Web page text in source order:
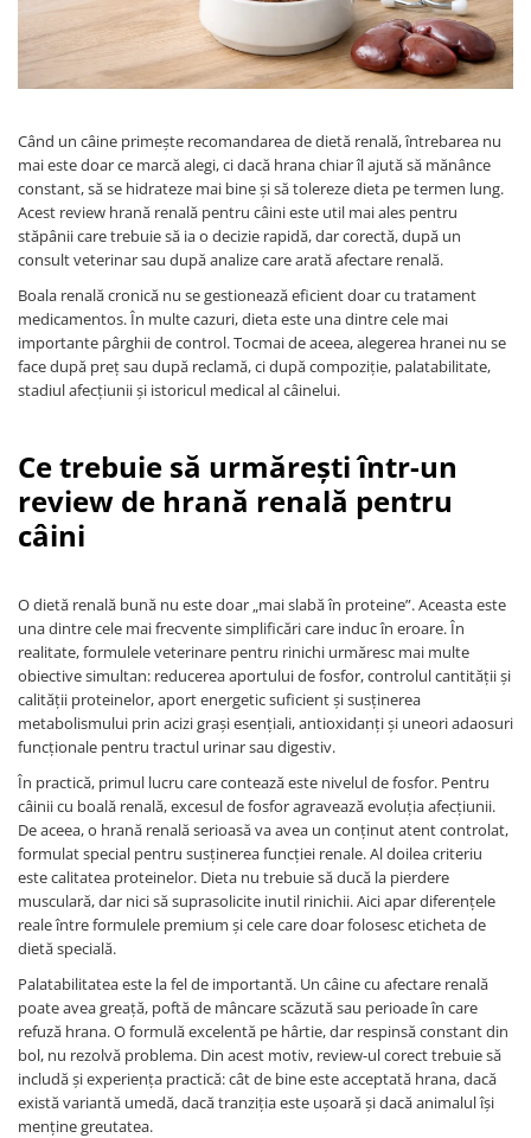
SALAM
SUPA
DIETE VETERINARE
HILLS PD
Calibra Diets
MONGE
ANTIPARAZITARE EXTERNE
PIPETE
ZGĂRZI
COMPRIMATE
ANTIPARAZITARE INTERNE
VITAMINE
RECOMPENSE
ACCESORII
JUCARII
HĂINUȚE
Masina de tuns
Perie
Recipient hrana
PLICURI
CONSERVE
DIETE VETERINARE
DIETĂ UMEDĂ
ANTIPARAZITARE EXTERNE
PIPETE
ADVANTAGE
PASTILE
ANTIPARAZITARE INTERNE
ACCESORII
NISIP
Când un câine primește recomandarea de dietă renală, întrebarea nu
mai este doar ce marcă alegi, ci dacă hrana chiar îl ajută să mănânce
constant, să se hidrateze mai bine și să tolereze dieta pe termen lung.
Acest review hrană renală pentru câini este util mai ales pentru
stăpânii care trebuie să ia o decizie rapidă, dar corectă, după un
consult veterinar sau după analize care arată afectare renală.
Boala renală cronică nu se gestionează eficient doar cu tratament
medicamentos. În multe cazuri, dieta este una dintre cele mai
importante pârghii de control. Tocmai de aceea, alegerea hranei nu se
face după preț sau după reclamă, ci după compoziție, palatabilitate,
stadiul afecțiunii și istoricul medical al câinelui.
Ce trebuie să urmărești într-un
review de hrană renală pentru
câini
O dietă renală bună nu este doar „mai slabă în proteine”. Aceasta este
una dintre cele mai frecvente simplificări care induc în eroare. În
realitate, formulele veterinare pentru rinichi urmăresc mai multe
obiective simultan: reducerea aportului de fosfor, controlul cantității și
calității proteinelor, aport energetic suficient și susținerea
metabolismului prin acizi grași esențiali, antioxidanți și uneori adaosuri
funcționale pentru tractul urinar sau digestiv.
În practică, primul lucru care contează este nivelul de fosfor. Pentru
câinii cu boală renală, excesul de fosfor agravează evoluția afecțiunii.
De aceea, o hrană renală serioasă va avea un conținut atent controlat,
formulat special pentru susținerea funcției renale. Al doilea criteriu
este calitatea proteinelor. Dieta nu trebuie să ducă la pierdere
musculară, dar nici să suprasolicite inutil rinichii. Aici apar diferențele
reale între formulele premium și cele care doar folosesc eticheta de
dietă specială.
Palatabilitatea este la fel de importantă. Un câine cu afectare renală
poate avea greață, poftă de mâncare scăzută sau perioade în care
refuză hrana. O formulă excelentă pe hârtie, dar respinsă constant din
bol, nu rezolvă problema. Din acest motiv, review-ul corect trebuie să
includă și experiența practică: cât de bine este acceptată hrana, dacă
există variantă umedă, dacă tranziția este ușoară și dacă animalul își
menține greutatea.